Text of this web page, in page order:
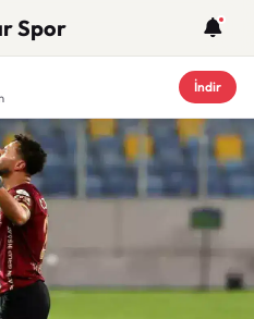
Spor
İndir